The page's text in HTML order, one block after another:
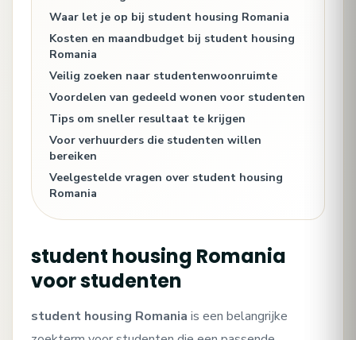
Waar let je op bij student housing Romania
Kosten en maandbudget bij student housing
Romania
Veilig zoeken naar studentenwoonruimte
Voordelen van gedeeld wonen voor studenten
Tips om sneller resultaat te krijgen
Voor verhuurders die studenten willen
bereiken
Veelgestelde vragen over student housing
Romania
student housing Romania
voor studenten
student housing Romania is een belangrijke